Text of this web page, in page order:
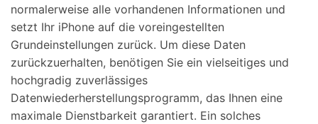
normalerweise alle vorhandenen Informationen und
setzt Ihr iPhone auf die voreingestellten
Grundeinstellungen zurück. Um diese Daten
zurückzuerhalten, benötigen Sie ein vielseitiges und
hochgradig zuverlässiges
Datenwiederherstellungsprogramm, das Ihnen eine
maximale Dienstbarkeit garantiert. Ein solches